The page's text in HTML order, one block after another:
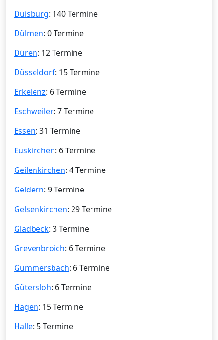
Duisburg: 140 Termine
Dülmen: 0 Termine
Düren: 12 Termine
Düsseldorf: 15 Termine
Erkelenz: 6 Termine
Eschweiler: 7 Termine
Essen: 31 Termine
Euskirchen: 6 Termine
Geilenkirchen: 4 Termine
Geldern: 9 Termine
Gelsenkirchen: 29 Termine
Gladbeck: 3 Termine
Grevenbroich: 6 Termine
Gummersbach: 6 Termine
Gütersloh: 6 Termine
Hagen: 15 Termine
Halle: 5 Termine